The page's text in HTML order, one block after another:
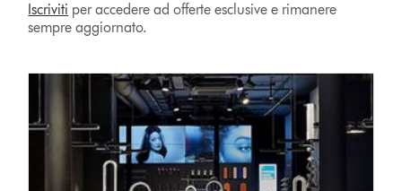
Iscriviti per accedere ad offerte esclusive e rimanere
sempre aggiornato.